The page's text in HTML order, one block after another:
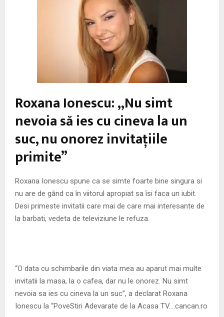
Roxana Ionescu: „Nu simt
nevoia să ies cu cineva la un
suc, nu onorez invitaţiile
primite”
Roxana Ionescu spune ca se simte foarte bine singura si
nu are de gând ca în viitorul apropiat sa îsi faca un iubit.
Desi primeste invitatii care mai de care mai interesante de
la barbati, vedeta de televiziune le refuza.
“O data cu schimbarile din viata mea au aparut mai multe
invitatii la masa, la o cafea, dar nu le onorez. Nu simt
nevoia sa ies cu cineva la un suc”, a declarat Roxana
Ionescu la “PoveStiri Adevarate de la Acasa TV….cancan.ro